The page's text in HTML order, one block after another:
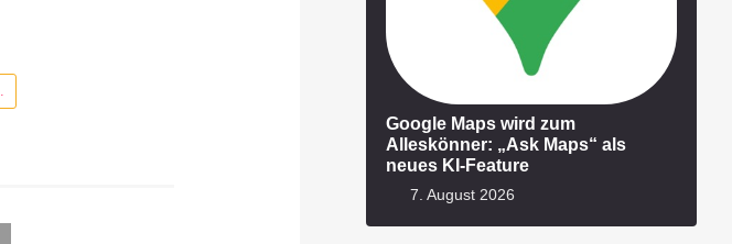
Google Maps wird zum
Alleskönner: „Ask Maps“ als
neues KI-Feature
7. August 2026